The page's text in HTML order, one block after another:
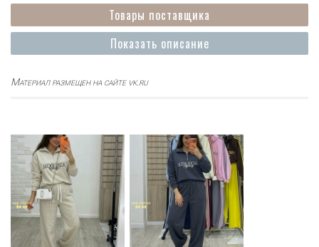
Показать описание
Товары поставщика
Материал размещен на сайте vk.ru